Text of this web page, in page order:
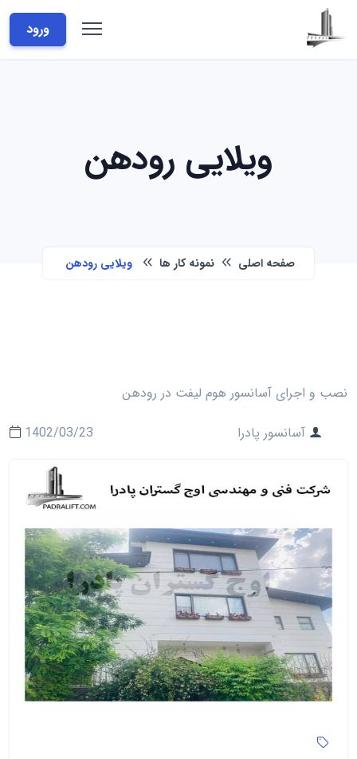
ورود
ویلایی رودهن
صفحه اصلی نمونه کار ها ویلایی رودهن
نصب و اجرای آسانسور هوم لیفت در رودهن
آسانسور پادرا
1402/03/23